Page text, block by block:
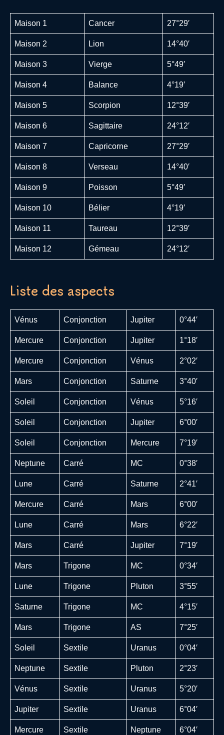
Maison 1 Cancer 27°29′
Maison 2 Lion 14°40′
Maison 3 Vierge 5°49′
Maison 4 Balance 4°19′
Maison 5 Scorpion 12°39′
Maison 6 Sagittaire 24°12′
Maison 7 Capricorne 27°29′
Maison 8 Verseau 14°40′
Maison 9 Poisson 5°49′
Maison 10 Bélier 4°19′
Maison 11 Taureau 12°39′
Maison 12 Gémeau 24°12′
Liste des aspects
Vénus Conjonction Jupiter 0°44′
Mercure Conjonction Jupiter 1°18′
Mercure Conjonction Vénus 2°02′
Mars Conjonction Saturne 3°40′
Soleil Conjonction Vénus 5°16′
Soleil Conjonction Jupiter 6°00′
Soleil Conjonction Mercure 7°19′
Neptune Carré MC 0°38′
Lune Carré Saturne 2°41′
Mercure Carré Mars 6°00′
Lune Carré Mars 6°22′
Mars Carré Jupiter 7°19′
Mars Trigone MC 0°34′
Lune Trigone Pluton 3°55′
Saturne Trigone MC 4°15′
Mars Trigone AS 7°25′
Soleil Sextile Uranus 0°04′
Neptune Sextile Pluton 2°23′
Vénus Sextile Uranus 5°20′
Jupiter Sextile Uranus 6°04′
Mercure Sextile Neptune 6°04′